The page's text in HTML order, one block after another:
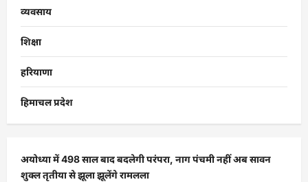
व्यवसाय
शिक्षा
हरियाणा
हिमाचल प्रदेश
अयोध्या में 498 साल बाद बदलेगी परंपरा, नाग पंचमी नहीं अब सावन
शुक्ल तृतीया से झूला झूलेंगे रामलला